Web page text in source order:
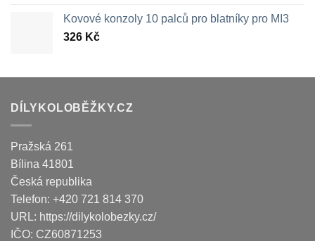
Kovové konzoly 10 palců pro blatníky pro MI3
326 Kč
DÍLYKOLOBĚŽKY.CZ
Pražská 261
Bílina 41801
Česká republika
Telefon: +420 721 814 370
URL: https://dilykolobezky.cz/
IČO: CZ60871253